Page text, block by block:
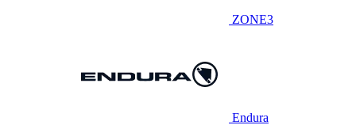
ZONE3
Endura